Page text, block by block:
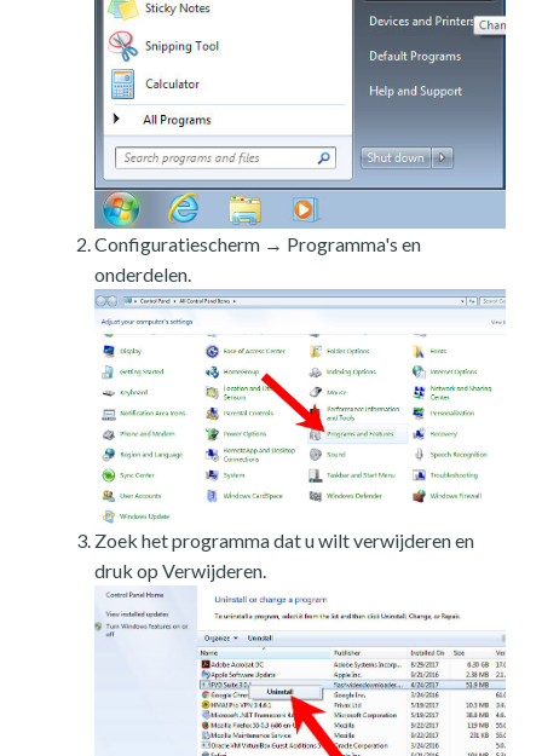
Configuratiescherm → Programma's en
onderdelen.
Zoek het programma dat u wilt verwijderen en
druk op Verwijderen.